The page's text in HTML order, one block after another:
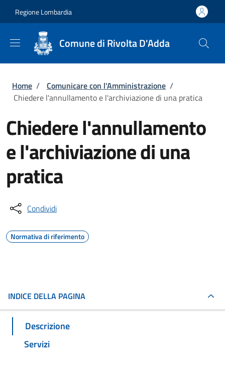
Regione Lombardia
Comune di Rivolta D'Adda
Briciole di pane
Home / Comunicare con l'Amministrazione /
Chiedere l'annullamento e l'archiviazione di una pratica
Chiedere l'annullamento
e l'archiviazione di una
pratica
Condividi
Normativa di riferimento
INDICE DELLA PAGINA
Descrizione
Servizi